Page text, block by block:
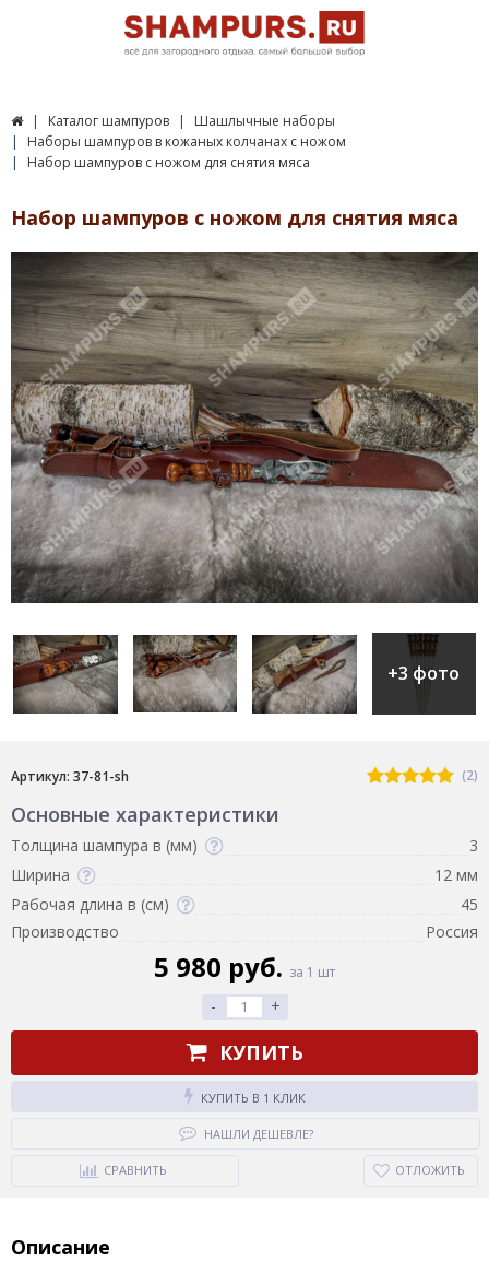
Каталог шампуров
Шашлычные наборы
Наборы шампуров в кожаных колчанах с ножом
Набор шампуров с ножом для снятия мяса
Набор шампуров с ножом для снятия мяса
+3 фото
Артикул: 37-81-sh (2)
Основные характеристики
Толщина шампура в (мм)
3
Ширина
12 мм
Рабочая длина в (см)
45
Производство
Россия
5 980 руб. за 1 шт
- +
КУПИТЬ
КУПИТЬ В 1 КЛИК
НАШЛИ ДЕШЕВЛЕ?
СРАВНИТЬ ОТЛОЖИТЬ
Описание